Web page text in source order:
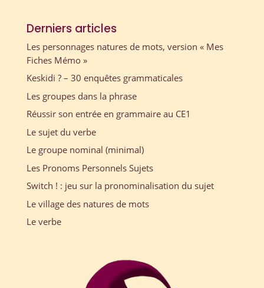
Derniers articles
Les personnages natures de mots, version « Mes
Fiches Mémo »
Keskidi ? – 30 enquêtes grammaticales
Les groupes dans la phrase
Réussir son entrée en grammaire au CE1
Le sujet du verbe
Le groupe nominal (minimal)
Les Pronoms Personnels Sujets
Switch ! : jeu sur la pronominalisation du sujet
Le village des natures de mots
Le verbe